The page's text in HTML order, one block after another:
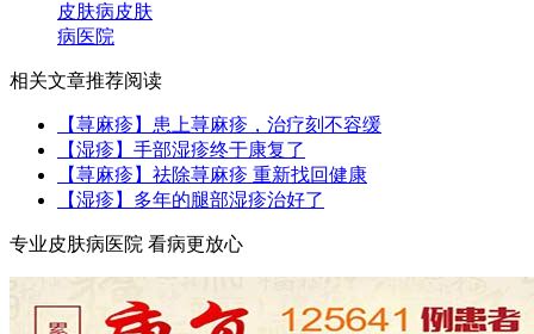
皮肤病皮肤
病医院
相关文章推荐阅读
【荨麻疹】患上荨麻疹，治疗刻不容缓
【湿疹】手部湿疹终于康复了
【荨麻疹】祛除荨麻疹 重新找回健康
【湿疹】多年的腿部湿疹治好了
专业皮肤病医院 看病更放心